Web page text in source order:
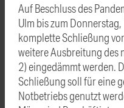
Auf Beschluss des
Ulm bis zum
komplette Schließung
weitere Ausbreitung des
2) eingedämmt werden.
Schließung soll für eine
Notbetriebs genutzt